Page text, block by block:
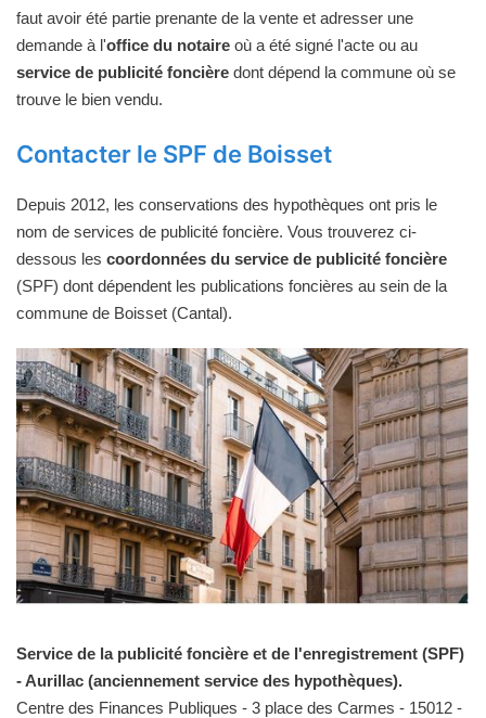
faut avoir été partie prenante de la vente et adresser une
demande à l'office du notaire où a été signé l'acte ou au
service de publicité foncière dont dépend la commune où se
trouve le bien vendu.
Contacter le SPF de Boisset
Depuis 2012, les conservations des hypothèques ont pris le
nom de services de publicité foncière. Vous trouverez ci-
dessous les coordonnées du service de publicité foncière
(SPF) dont dépendent les publications foncières au sein de la
commune de Boisset (Cantal).
Service de la publicité foncière et de l'enregistrement (SPF)
- Aurillac (anciennement service des hypothèques).
Centre des Finances Publiques - 3 place des Carmes - 15012 -